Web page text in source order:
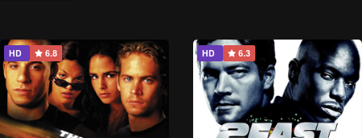
HD 6.8 HD 6.3